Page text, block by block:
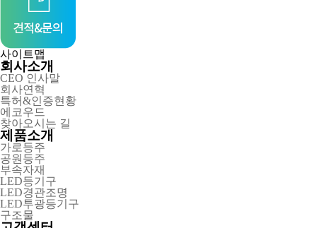
사이트맵
회사소개
CEO 인사말
회사연혁
특허&인증현황
에코우드
찾아오시는 길
제품소개
가로등주
공원등주
부속자재
LED등기구
LED경관조명
LED투광등기구
구조물